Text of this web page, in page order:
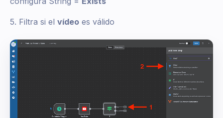
5. Filtra si el vídeo es válido